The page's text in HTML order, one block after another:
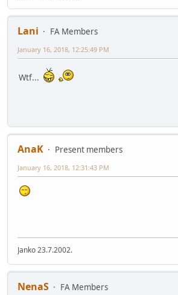
Lani
FA Members
January 16, 2018, 12:25:49 PM
Wtf...
AnaK
Present members
January 16, 2018, 12:31:43 PM
Janko 23.7.2002.
NenaS
FA Members